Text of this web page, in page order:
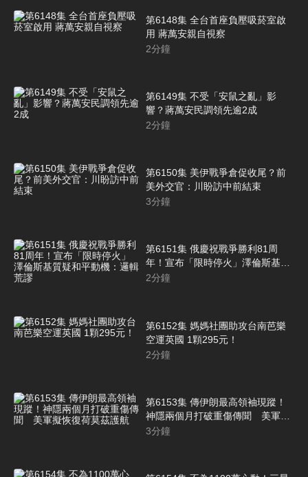
第6148集 全台首座負壓吸菸室啟
用 蔣萬安親自視察
2分鐘
第6149集 不受「安鼠之亂」影
響？蔣萬安民調領先逾2成
2分鐘
第6150集 美伊戰爭倉促收尾？前
美外交官：川盼訪中前結束
3分鐘
第6151集 俄慶祝戰爭勝利81周
年！宣布「限時停火」澤倫斯基質
疑和平動機：邏輯荒謬
2分鐘
第6152集 媽媽社團助攻台南芭樂
空運英國 1顆295元！
2分鐘
第6153集 傳伊朗最高領袖現蹤！
神隱兩個月打破重傷傳聞 美軍擬
恢復荷莫茲護航
3分鐘